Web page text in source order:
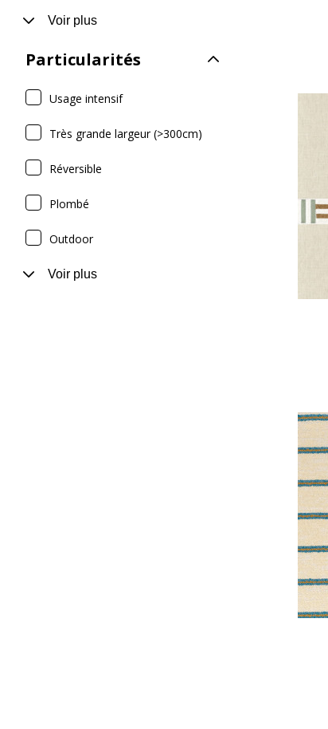
Voir plus
Particularités
Usage intensif
Très grande largeur (>300cm)
Réversible
Plombé
Outdoor
Voir plus